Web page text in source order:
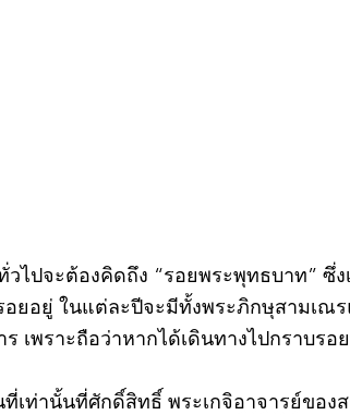
วไปจะต้องคิดถึง “รอยพระพุทธบาท”
ยอยู่ ในแต่ละปีจะมีทั้งพระภิกษุสามเณ
เพราะถือว่าหากได้เดินทางไปกราบร
เท่านั้นที่ศักดิ์สิทธิ์ พระเกจิอาจารย์ขอ